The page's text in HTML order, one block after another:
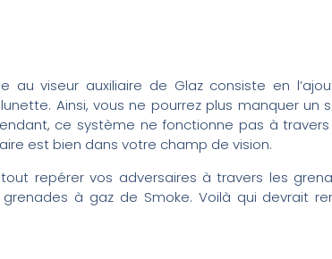
viseur auxiliaire de Glaz consiste en
Ainsi, vous ne pourrez plus manquer un
ce système ne fonctionne pas à
est bien dans votre champ de vision.
repérer vos adversaires à travers les
à gaz de Smoke. Voilà qui devrait